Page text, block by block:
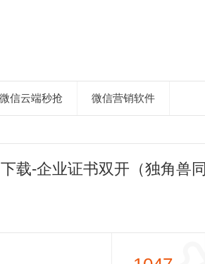
微信云端秒抢 微信营销软件
载-企业证书双开（独角兽同